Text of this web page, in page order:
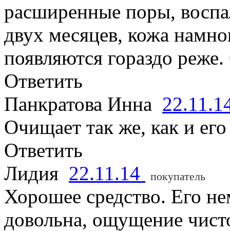
расширенные поры,
двух месяцев, кожа
появляются гораздо
Ответить
Панкратова Инна
Очищает так же, как и
Ответить
Лидия 22.11.14 покупатель
Хорошее средство. Его
довольна, ощущение